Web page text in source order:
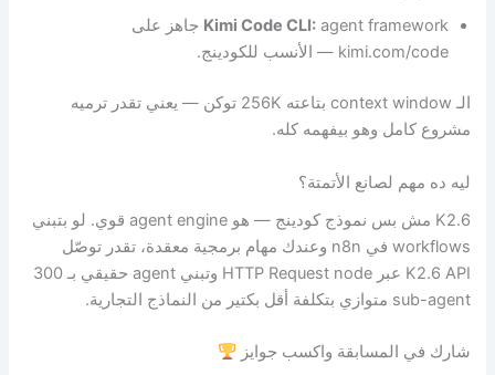
Kimi Code CLI: agent framework جاهز على
kimi.com/code — الأنسب للكودينج.
الـ context window بتاعته 256K توكن — يعني تقدر ترميه
مشروع كامل وهو بيفهمه كله.
ليه ده مهم لصانع الأتمتة؟
K2.6 مش بس نموذج كودينج — هو agent engine قوي. لو بتبني
workflows في n8n وعندك مهام برمجية معقدة، تقدر توصّل
K2.6 API عبر HTTP Request node وتبني agent حقيقي بـ 300
sub-agent متوازي بتكلفة أقل بكتير من النماذج التجارية.
شارك في المسابقة واكسب جوايز